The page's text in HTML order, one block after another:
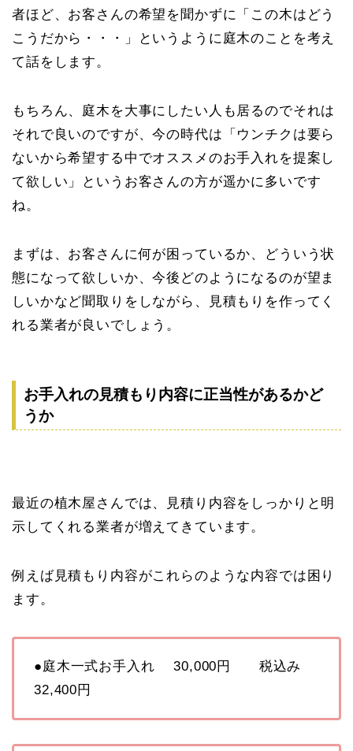
者ほど、お客さんの希望を聞かずに「この木はどう
こうだから・・・」というように庭木のことを考え
て話をします。
もちろん、庭木を大事にしたい人も居るのでそれは
それで良いのですが、今の時代は「ウンチクは要ら
ないから希望する中でオススメのお手入れを提案し
て欲しい」というお客さんの方が遥かに多いです
ね。
まずは、お客さんに何が困っているか、どういう状
態になって欲しいか、今後どのようになるのが望ま
しいかなど聞取りをしながら、見積もりを作ってく
れる業者が良いでしょう。
お手入れの見積もり内容に正当性があるかど
うか
最近の植木屋さんでは、見積り内容をしっかりと明
示してくれる業者が増えてきています。
例えば見積もり内容がこれらのような内容では困り
ます。
●庭木一式お手入れ 30,000円 税込み
32,400円